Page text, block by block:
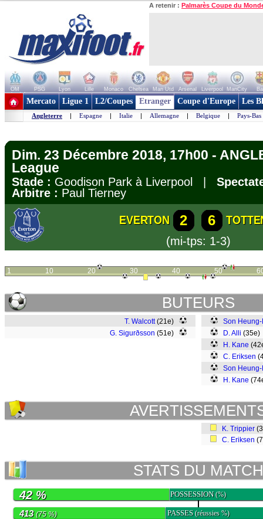
A retenir : Palmarès Coupe du
OM PSG Lyon Lille Monaco Chelsea Man Utd Arsenal Liverpool ManCity
+ de clubs
Mercato Ligue 1 L2/Coupes Etranger Coupe d'Europe Les
Angleterre | Espagne | Italie | Allemagne | Belgique | Pays-Bas
Dim. 23 Décembre 2018, 17h00 -
League
Stade : Goodison Park à Liverpool |
Arbitre : Paul Tierney
EVERTON 2 6
(mi-tps: 1-3)
1 10 20 30 40 50
BUTEURS
T. Walcott(21e)
G. Sigurðsson (51e)
Son
D. Alli (35e)
H. Kane
C. Eriksen
Son
H. Kane
K. Trippier
C. Eriksen
STATS DU MATCH
POSSESSION(%)
42 %
PASSES(réussies %)
413(75 %)